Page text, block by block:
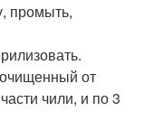
промыть,
от
чили, и по 3